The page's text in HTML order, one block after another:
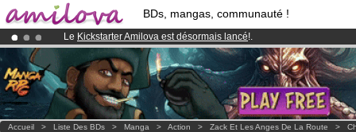
BDs, mangas, communauté !
Le Kickstarter Amilova est désormais lancé!.
Déjà 100000membreset 1000BDs & Mangas!
Abonnement premium: à partir de
3.95 eurospar mois !Clique ici
Accueil > Liste Des BDs > Manga > Action > Zack Et Les Anges De La Route >